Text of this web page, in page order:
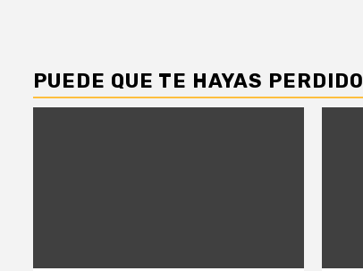
PUEDE QUE TE HAYAS PERDIDO